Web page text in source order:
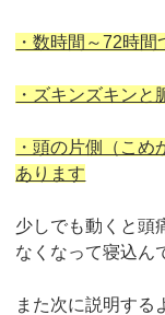
・数時間～72時間
・ズキンズキン
・頭の片側（こ
あります
少しでも動くと頭
なくなって寝込ん
また次に説明する